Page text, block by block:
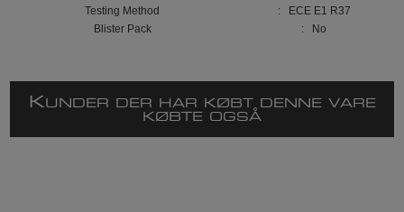
Testing Method
: ECE E1 R37
Blister Pack
: No
K UNDER DER HAR KØBT DENNE VARE
KØBTE OGSÅ